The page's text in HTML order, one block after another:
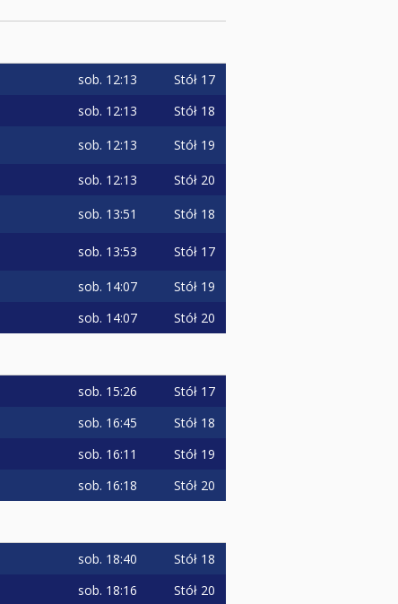
sob. 12:13 Stół 17
sob. 12:13 Stół 18
sob. 12:13 Stół 19
sob. 12:13 Stół 20
sob. 13:51 Stół 18
sob. 13:53 Stół 17
sob. 14:07 Stół 19
sob. 14:07 Stół 20
sob. 15:26 Stół 17
sob. 16:45 Stół 18
sob. 16:11 Stół 19
sob. 16:18 Stół 20
sob. 18:40 Stół 18
sob. 18:16 Stół 20